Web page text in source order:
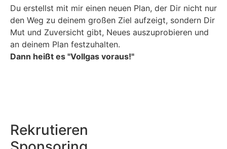
Du erstellst mit mir einen neuen Plan, der Dir nicht nur
den Weg zu deinem großen Ziel aufzeigt, sondern Dir
Mut und Zuversicht gibt, Neues auszuprobieren und
an deinem Plan festzuhalten.
Dann heißt es "Vollgas voraus!"
Rekrutieren